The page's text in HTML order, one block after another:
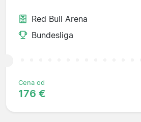
Red Bull Arena
Bundesliga
Cena od
176 €